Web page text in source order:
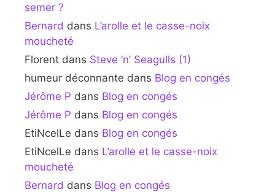
semer ?
Bernard dans L’arolle et le casse-noix
moucheté
Florent dans Steve ‘n’ Seagulls (1)
humeur déconnante dans Blog en congés
Jérôme P dans Blog en congés
Jérôme P dans Blog en congés
EtiNcelLe dans Blog en congés
EtiNcelLe dans L’arolle et le casse-noix
moucheté
Bernard dans Blog en congés